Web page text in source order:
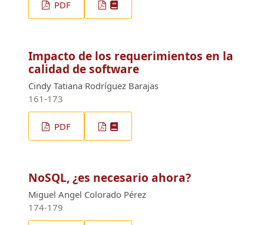
PDF
Impacto de los requerimientos en la
calidad de software
Cindy Tatiana Rodríguez Barajas
161-173
PDF
NoSQL, ¿es necesario ahora?
Miguel Angel Colorado Pérez
174-179